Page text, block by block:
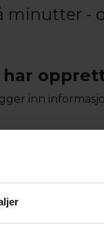
minutter -
har
inn
at
deg med